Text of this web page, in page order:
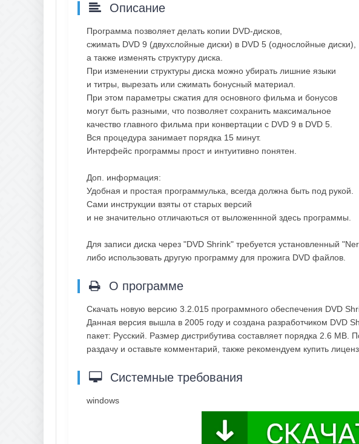
Описание
Программа позволяет делать копии DVD-дисков,
сжимать DVD 9 (двухслойные диски) в DVD 5 (однослойные диски),
а также изменять структуру диска.
При изменении структуры диска можно убирать лишние языки
и титры, вырезать или сжимать бонусный материал.
При этом параметры сжатия для основного фильма и бонусов
могут быть разными, что позволяет сохранить максимальное
качество главного фильма при конвертации с DVD 9 в DVD 5.
Вся процедура занимает порядка 15 минут.
Интерфейс программы прост и интуитивно понятен.
Доп. информация:
Удобная и простая программулька, всегда должна быть под рукой.
Сами инструкции взяты от старых версий
и не значительно отличаються от выложеннной здесь программы.
Для записи диска через "DVD Shrink" требуется установленный
либо использовать другую программу для прожига DVD файлов.
О программе
Скачать новую версию 3.2.015 программного обеспечения DVD
Данная версия вышла в 2005 году и создана разработчиком DVD
пакет: Русский. Размер дистрибутива составляет порядка 2.6 MB.
раздачу и оставьте комментарий, также рекомендуем купить
Системные требования
windows